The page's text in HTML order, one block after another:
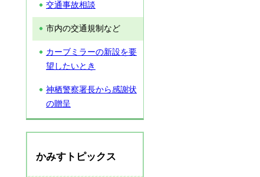
交通事故相談
市内の交通規制など
カーブミラーの新設を要
望したいとき
神栖警察署長から感謝状
の贈呈
かみすトピックス